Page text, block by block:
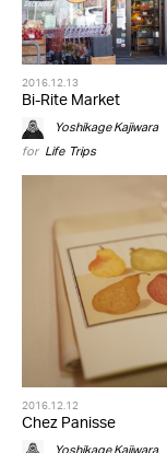
2016.12.13
Bi-Rite Market
Yoshikage Kajiwara
for Life, Trips
2016.12.12
Chez Panisse